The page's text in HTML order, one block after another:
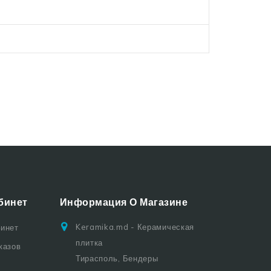
Информация О Магазине
Keramika.md - Керамическая
плитка
Тирасполь, Бендеры